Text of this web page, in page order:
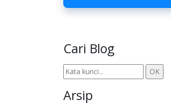
Cari Blog
Arsip